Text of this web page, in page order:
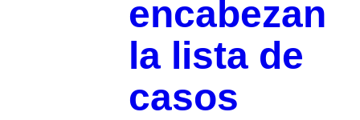
encabezan
la lista de
casos